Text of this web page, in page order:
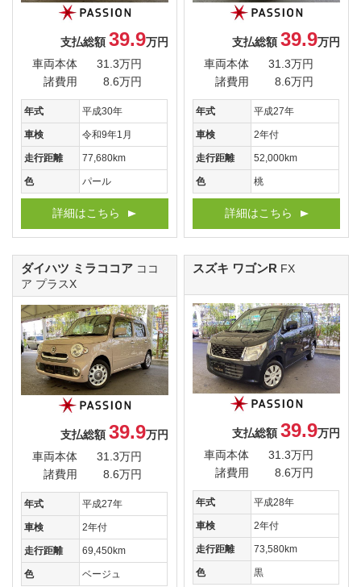
支払総額 39.9万円
車両本体
31.3万円
諸費用
8.6万円
年式 平成30年
車検 令和9年1月
走行距離 77,680km
色 パール
詳細はこちら
支払総額 39.9万円
車両本体
31.3万円
諸費用
8.6万円
年式 平成27年
車検 2年付
走行距離 52,000km
色 桃
詳細はこちら
ダイハツ ミラココア ココ
ア プラスX
支払総額 39.9万円
車両本体
31.3万円
諸費用
8.6万円
年式 平成27年
車検 2年付
走行距離 69,450km
色 ベージュ
スズキ ワゴンR FX
支払総額 39.9万円
車両本体
31.3万円
諸費用
8.6万円
年式 平成28年
車検 2年付
走行距離 73,580km
色 黒